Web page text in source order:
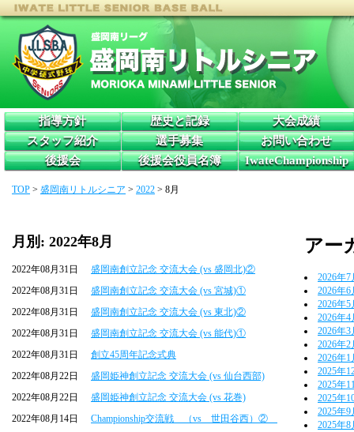
指導方針 歴史と記録
大会成績
スタッフ紹介
選手募集
お問い合わせ
後援会
後援会役員名簿 IwateChampionship
TOP > 盛岡南リトルシニア > 2022 > 8月
月別: 2022年8月
2022年08月31日
盛岡南創立記念 交流大会 (vs 盛岡北)②
2022年08月31日
盛岡南創立記念 交流大会 (vs 宮城)①
2022年08月31日
盛岡南創立記念 交流大会 (vs 東北)②
2022年08月31日
盛岡南創立記念 交流大会 (vs 能代)①
2022年08月31日
創立45周年記念式典
2022年08月22日
盛岡姫神創立記念 交流大会 (vs 仙台西部)
2022年08月22日
盛岡姫神創立記念 交流大会 (vs 花巻)
2022年08月14日
Championship交流戦 （vs 世田谷西）②
アー
2026年7
2026年6
2026年5
2026年4
2026年3
2026年2
2026年1
2025年
2025年
2025年
2025年9
2025年8